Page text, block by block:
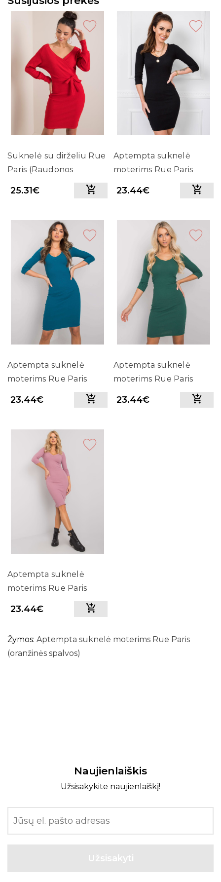
Suknelė su dirželiu Rue
Paris (Raudonos
25.31€
Aptempta suknelė
moterims Rue Paris
(Juodos spalvos)
23.44€
Aptempta suknelė
moterims Rue Paris
(mėlynos spalvos)
23.44€
Aptempta suknelė
moterims Rue Paris
23.44€
Aptempta suknelė
moterims Rue Paris
23.44€
Žymos: Aptempta suknelė moterims Rue Paris
(oranžinės spalvos)
Naujienlaiškis
Užsisakykite naujienlaiškį!